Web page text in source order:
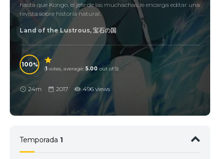
hasta que Kongo, el jefe de las muchachas, le encarga editar una
revista sobre historia natural.
Land of the Lustrous, 宝石の国
100
(1 votes, average: 5.00 out of 5)
24m 2017 496 views
Temporada 1